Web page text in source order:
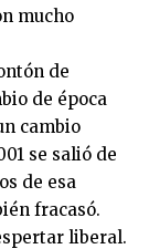
mucho
de
de época
cambio
se salió de
de esa
fracasó.
liberal.